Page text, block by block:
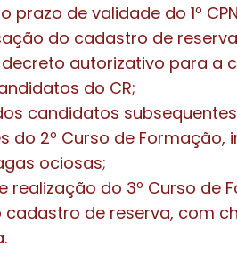
prazo de validade do 1º
do cadastro de
autorizativo para a
do CR;
candidatos
do 2º Curso de Formação,
ociosas;
realização do 3º Curso de
de reserva, com